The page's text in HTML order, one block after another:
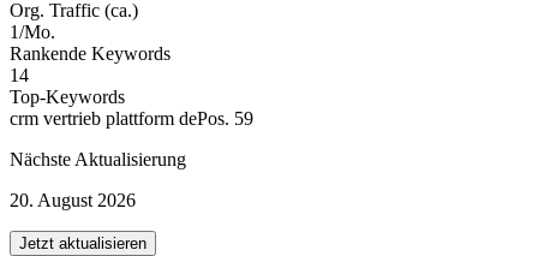
Org. Traffic (ca.)
1/Mo.
Rankende Keywords
14
Top-Keywords
crm vertrieb plattform dePos. 59
Nächste Aktualisierung
20. August 2026
Jetzt aktualisieren